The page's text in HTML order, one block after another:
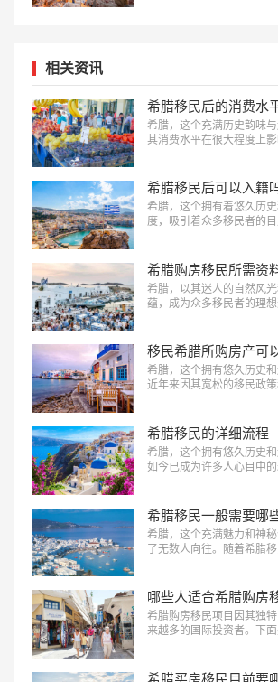
相关资讯
希腊移民后的消费水
希腊，这个充满历史韵味与
其消费水平在很大程度上影
新生活至关重要。“希腊移
样？”这是每一位打算移民
一步的人都极为关注的问题
大家简单汇总。…
希腊移民后可以入籍
希腊，这个拥有着悠久历
度，吸引着众多移民者的
看都需要什么条件吧。…
希腊购房移民所需资
希腊，以其迷人的自然风
蕴，成为众多移民者的理
面美福国际为大家详细解析
…
移民希腊所购房产可
希腊，这个拥有悠久历史和
近年来因其宽松的移民政
房产获得居留权。那么，移
以出租吗？下面美福国际
问题。…
希腊移民的详细流程
希腊，这个拥有悠久历史和
如今已成为许多人心目中
流程，帮助您更好地了解并
的目标。…
希腊移民一般需要哪
希腊，这个充满魅力和神
了无数人向往。随着希腊
至关重要。下面美福国际为
移民一般需要哪些材料，
有力支持。…
哪些人适合希腊购房
希腊购房移民项目因其独
来越多的国际投资者。下